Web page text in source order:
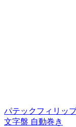
パテックフィリッ
文字盤 自動巻き